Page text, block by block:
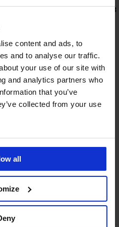
content and ads, to
and to analyse our traffic.
your use of our site with
and analytics partners who
that you’ve
collected from your use
all
4,8
Cassi vyztužená s
vycpávkami
1 449 Kč
Stahovací